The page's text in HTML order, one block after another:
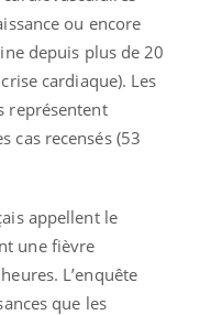
ou encore
depuis plus de 20
cardiaque). Les
représentent
cas recensés (53
appellent le
une fièvre
L’enquête
que les